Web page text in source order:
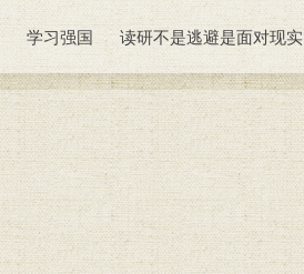
学习强国 读研不是逃避是面对现实